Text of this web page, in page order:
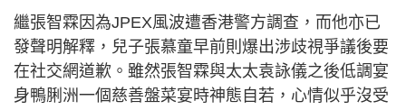
繼張智霖因為JPEX風波遭香港警方調查，而他亦已
發聲明解釋，兒子張慕童早前則爆出涉歧視爭議後要
在社交網道歉。雖然張智霖與太太袁詠儀之後低調宴
身鴨脷洲一個慈善盤菜宴時神態自若，心情似乎沒受